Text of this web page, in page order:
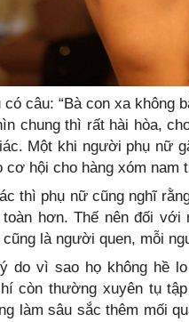
có câu: “Bà con xa không
chung thì rất hài hòa,
Một khi người phụ nữ
cơ hội cho hàng xóm nam
thì phụ nữ cũng nghĩ
hơn. Thế nên đối với
cũng là người quen, mỗi
do vì sao họ không hề
còn thường xuyên tụ
làm sâu sắc thêm mối